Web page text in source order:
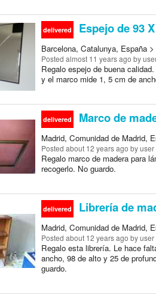
delivered Espejo de 93
Barcelona, Catalunya, España
Posted almost 11 years ago by
Regalo espejo de buena
y el marco mide 1, 5 cm de
delivered Marco de
Madrid, Comunidad de Madrid,
Posted about 12 years ago by user
Regalo marco de madera para
recogerlo. No guardo.
delivered Librería de
Madrid, Comunidad de Madrid,
Posted about 12 years ago by user
Regalo esta librería. Le hace
ancho, 98 de alto y 25 de
guardo.